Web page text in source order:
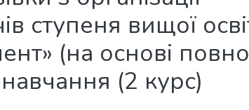
ступеня вищої
(на основі
(2 курс)